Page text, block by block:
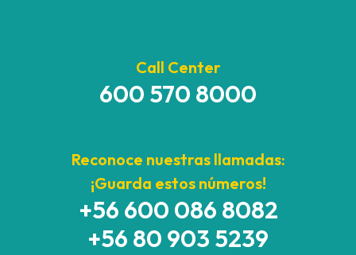
Call Center
600 570 8000
Reconoce nuestras llamadas:
¡Guarda estos números!
+56 600 086 8082
+56 80 903 5239